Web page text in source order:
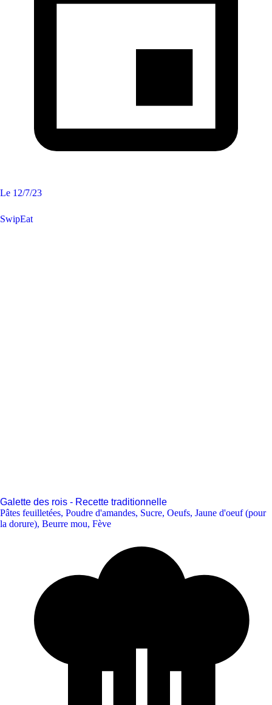
Le 12/7/23
SwipEat
Galette des rois - Recette traditionnelle
Pâtes feuilletées, Poudre d'amandes, Sucre, Oeufs, Jaune d'oeuf (pour
la dorure), Beurre mou, Fève